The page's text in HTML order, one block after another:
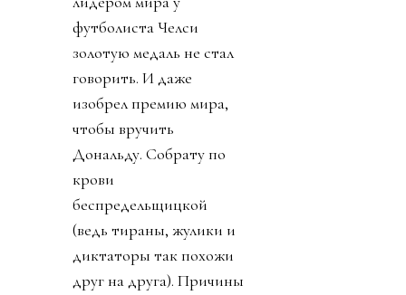
футболиста Челси
золотую медаль не стал
говорить. И даже
изобрел премию мира,
чтобы вручить
Дональду. Собрату по
крови
беспредельщицкой
(ведь тираны, жулики и
диктаторы так похожи
друг на друга). Причины